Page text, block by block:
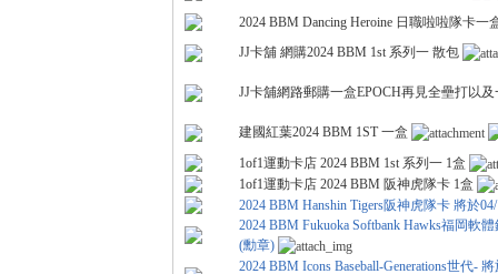
2024 BBM Dancing Heroine 日職啦啦隊卡一
JJ卡舖 網購2024 BBM 1st 系列一 散包
JJ卡舖網路郵購一盒EPOCH再見全壘打以
建國紅葉2024 BBM 1ST 一盒
1of1運動卡店 2024 BBM 1st 系列一 1盒
1of1運動卡店 2024 BBM 阪神虎隊卡 1盒
2024 BBM Hanshin Tigers阪神虎隊卡 將於
2024 BBM Fukuoka Softbank Hawks福岡軟
(勳章)
2024 BBM Icons Baseball-Generations世代-